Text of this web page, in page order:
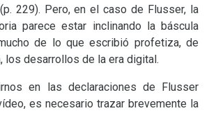
229). Pero, en el caso de Flusser, la
parece estar inclinando la báscula
de lo que escribió profetiza, de
los desarrollos de la era digital.
en las declaraciones de Flusser
es necesario trazar brevemente la